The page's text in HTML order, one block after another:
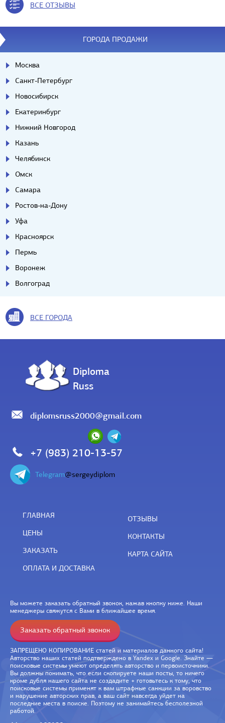
ВСЕ ОТЗЫВЫ
ГОРОДА ПРОДАЖИ
Москва
Санкт-Петербург
Новосибирск
Екатеринбург
Нижний Новгород
Казань
Челябинск
Омск
Самара
Ростов-на-Дону
Уфа
Красноярск
Пермь
Воронеж
Волгоград
ВСЕ ГОРОДА
Diploma
Russ
diplomsruss2000@gmail.com
+7 (983) 210-13-57
Telegram@sergeydiplom
ГЛАВНАЯ
ЦЕНЫ
ЗАКАЗАТЬ
ОПЛАТА И ДОСТАВКА
ОТЗЫВЫ
КОНТАКТЫ
КАРТА САЙТА
Вы можете заказать обратный звонок, нажав кнопку ниже. Наши
менеджеры свяжутся с Вами в ближайшее время.
Заказать обратный звонок
ЗАПРЕЩЕНО КОПИРОВАНИЕ статей и материалов данного сайта!
Авторство наших статей подтверждено в Yandex и Google. Знайте —
поисковые системы умеют определять авторство и первоисточники.
Вы должны понимать, что если скопируете наши посты, то ничего
кроме дубля нашего сайта не создадите + готовьтесь к тому, что
поисковые системы применят к вам штрафные санкции за воровство
и нарушение авторских прав, а ваш сайт навсегда уйдет на
последние места в поиске. Поэтому не занимайтесь бесполезной
работой.